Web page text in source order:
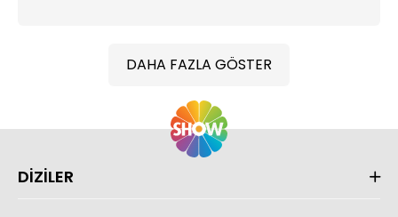
DAHA FAZLA GÖSTER
DİZİLER